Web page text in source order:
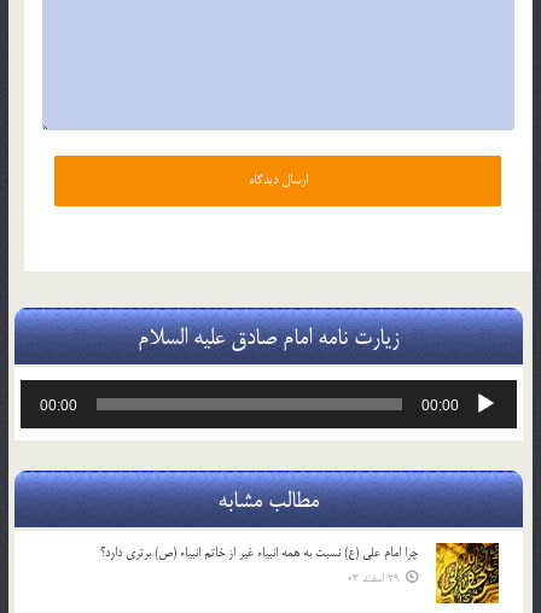
زیارت نامه امام صادق علیه السلام
پخش‌کننده
00:00
00:00
مطالب مشابه
چرا امام علی (ع) نسبت به همه انبیاء غیر از خاتم انبیاء (ص) برتری دارد؟
29 اسفند 03